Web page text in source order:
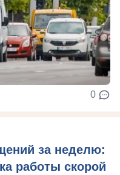
0
за неделю:
работы скорой